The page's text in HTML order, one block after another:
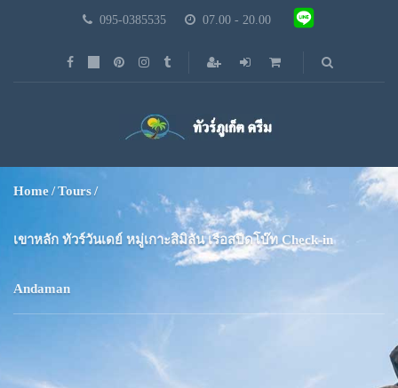
095-0385535 07.00 - 20.00
Home Tours
เขาหลัก ทัวร์วันเดย์ หมู่เกาะสิมิลัน เรือสปีดโบ๊ท Check-in
Andaman